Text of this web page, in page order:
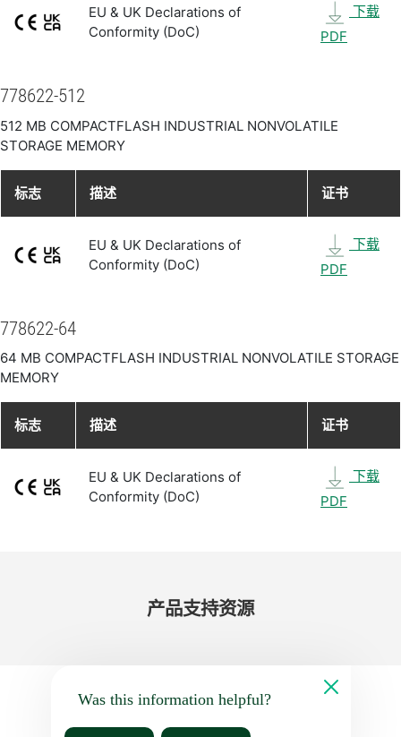
EU & UK Declarations of
Conformity (DoC)
下载
PDF
778622-512
512 MB COMPACTFLASH INDUSTRIAL NONVOLATILE
STORAGE MEMORY
标志 描述 证书
EU & UK Declarations of
Conformity (DoC)
下载
PDF
778622-64
64 MB COMPACTFLASH INDUSTRIAL NONVOLATILE STORAGE
MEMORY
标志 描述 证书
EU & UK Declarations of
Conformity (DoC)
下载
PDF
产品​支持​资源
Was this information helpful?